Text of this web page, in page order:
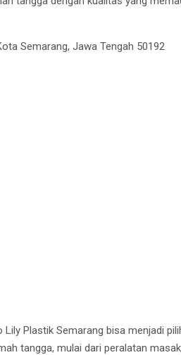
Semarang, Jawa Tengah 50192
Plastik Semarang bisa menjadi
tangga, mulai dari peralatan